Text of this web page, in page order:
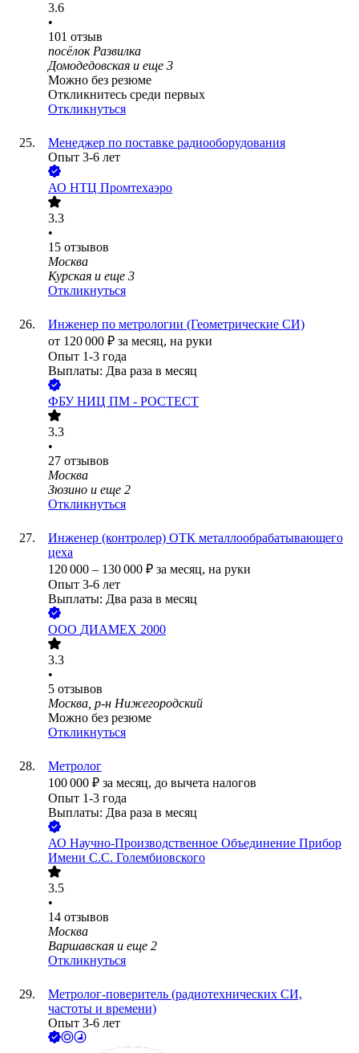
3.6
•
101 отзыв
посёлок Развилка
Домодедовская и еще 3
Можно без резюме
Откликнитесь среди первых
Откликнуться
Менеджер по поставке радиооборудования
Опыт 3-6 лет
АО НТЦ Промтехаэро
3.3
•
15 отзывов
Москва
Курская и еще 3
Откликнуться
Инженер по метрологии (Геометрические СИ)
от 120 000 ₽ за месяц, на руки
Опыт 1-3 года
Выплаты: Два раза в месяц
ФБУ НИЦ ПМ - РОСТЕСТ
3.3
•
27 отзывов
Москва
Зюзино и еще 2
Откликнуться
Инженер (контролер) ОТК металлообрабатывающего
цеха
120 000 – 130 000 ₽ за месяц, на руки
Опыт 3-6 лет
Выплаты: Два раза в месяц
ООО ДИАМЕХ 2000
3.3
•
5 отзывов
Москва, р-н Нижегородский
Можно без резюме
Откликнуться
Метролог
100 000 ₽ за месяц, до вычета налогов
Опыт 1-3 года
Выплаты: Два раза в месяц
АО Научно-Производственное Объединение Прибор
Имени С.С. Голембиовского
3.5
•
14 отзывов
Москва
Варшавская и еще 2
Откликнуться
Метролог-поверитель (радиотехнических СИ,
частоты и времени)
Опыт 3-6 лет